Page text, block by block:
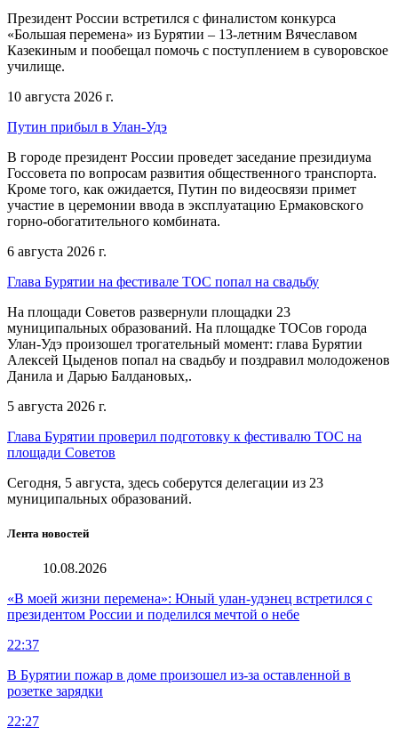
Президент России встретился с финалистом конкурса
«Большая перемена» из Бурятии – 13-летним Вячеславом
Казекиным и пообещал помочь с поступлением в суворовское
училище.
10 августа 2026 г.
Путин прибыл в Улан-Удэ
В городе президент России проведет заседание президиума
Госсовета по вопросам развития общественного транспорта.
Кроме того, как ожидается, Путин по видеосвязи примет
участие в церемонии ввода в эксплуатацию Ермаковского
горно-обогатительного комбината.
6 августа 2026 г.
Глава Бурятии на фестивале ТОС попал на свадьбу
На площади Советов развернули площадки 23
муниципальных образований. На площадке ТОСов города
Улан-Удэ произошел трогательный момент: глава Бурятии
Алексей Цыденов попал на свадьбу и поздравил молодоженов
Данила и Дарью Балдановых,.
5 августа 2026 г.
Глава Бурятии проверил подготовку к фестивалю ТОС на
площади Советов
Сегодня, 5 августа, здесь соберутся делегации из 23
муниципальных образований.
Лента новостей
10.08.2026
«В моей жизни перемена»: Юный улан-удэнец встретился с
президентом России и поделился мечтой о небе
22:37
В Бурятии пожар в доме произошел из-за оставленной в
розетке зарядки
22:27